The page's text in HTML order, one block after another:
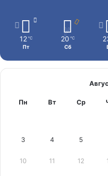
12 ℃
Пт
20 ℃
Сб
Пн Вт Ср
3 4 5
10 11 12